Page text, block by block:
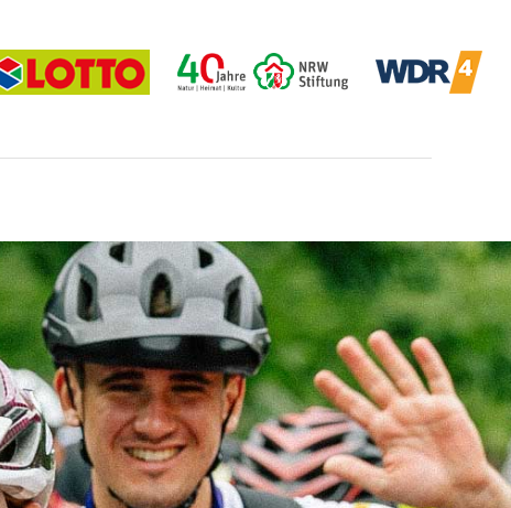
col3"
Der Eintrag "offcanvas-col4"
existiert leider nicht.